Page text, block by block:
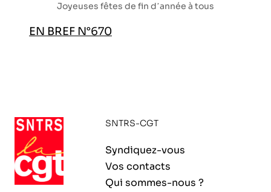
Joyeuses fêtes de fin d’année à tous
EN BREF N°670
SNTRS-CGT
Syndiquez-vous
Vos contacts
Qui sommes-nous ?